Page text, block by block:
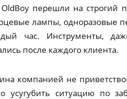
перешли на строгий
лампы, одноразовые
час. Инструменты,
после каждого клиента.
компанией не
усугубить ситуацию по